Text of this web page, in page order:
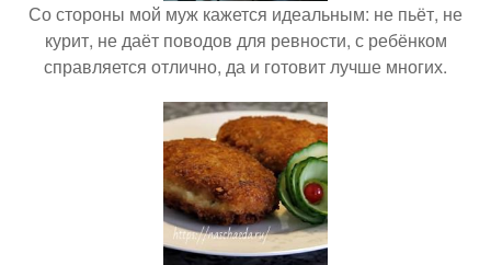
Со стороны мой муж кажется идеальным: не пьёт, не
курит, не даёт поводов для ревности, с ребёнком
справляется отлично, да и готовит лучше многих.